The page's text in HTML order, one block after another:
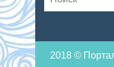
2018 ©